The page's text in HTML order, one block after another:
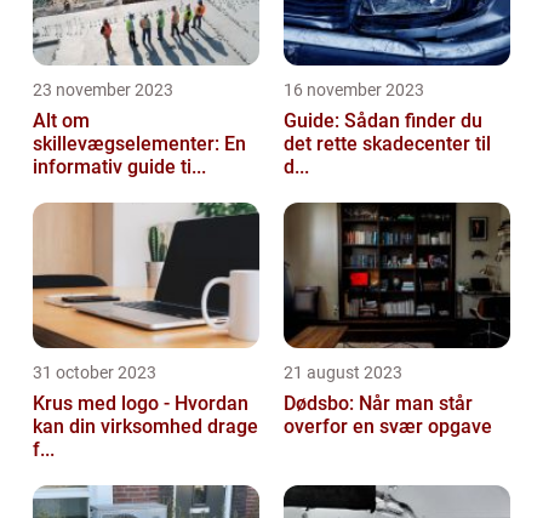
23 november 2023
Alt om
skillevægselementer: En
informativ guide ti...
16 november 2023
Guide: Sådan finder du
det rette skadecenter til
d...
31 october 2023
Krus med logo - Hvordan
kan din virksomhed drage
f...
21 august 2023
Dødsbo: Når man står
overfor en svær opgave